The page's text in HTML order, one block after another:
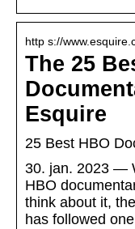
http s://
The 25
Esquire
25 Best HBO
30. jan. 2023 —
HBO
think about it,
has followed